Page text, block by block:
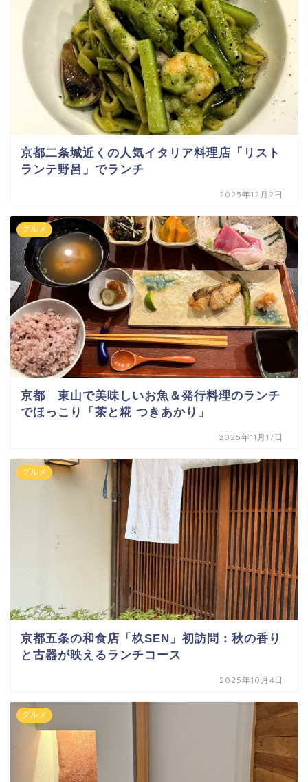
京都二条城近くの人気イタリア料理店「リスト
ランテ野呂」でランチ
2025年12月2日
グルメ
京都 東山で美味しいお魚＆発行料理のランチ
でほっこり「茶と糀 つきあかり」
2025年11月17日
グルメ
京都五条の和食店「杦SEN」初訪問：秋の香り
と古器が映えるランチコース
2025年10月4日
グルメ